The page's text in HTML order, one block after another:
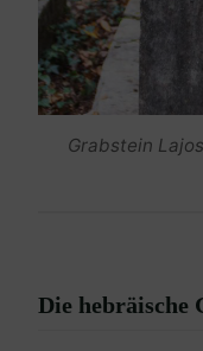
Grabstein
Die